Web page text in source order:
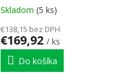
Skladom (5 ks)
€138,15 bez DPH
€169,92 / ks
Do košíka